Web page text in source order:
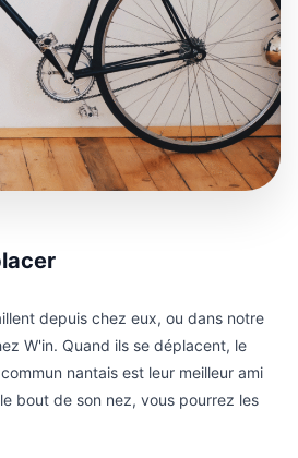
depuis chez eux, ou dans notre
W'in. Quand ils se déplacent, le
nantais est leur meilleur ami
bout de son nez, vous pourrez les